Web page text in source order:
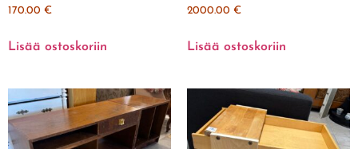
170.00 €
Lisää ostoskoriin
2000.00 €
Lisää ostoskoriin